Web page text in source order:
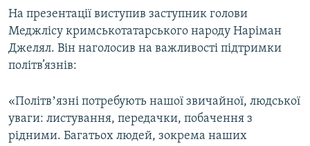
На презентації виступив заступник голови
Меджлісу кримськотатарського народу Наріман
Джелял. Він наголосив на важливості підтримки
політв’язнів:
«Політвʼязні потребують нашої звичайної, людської
уваги: листування, передачки, побачення з
рідними. Багатьох людей, зокрема наших